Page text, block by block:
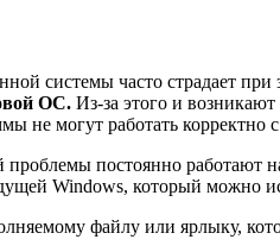
системы часто страдает при
ОС. Из-за этого и
не могут работать корректно
проблемы постоянно
Windows, который можно
файлу или ярлыку,